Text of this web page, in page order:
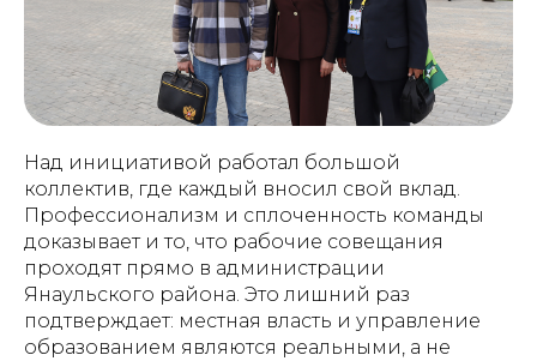
Над инициативой работал большой
коллектив, где каждый вносил свой вклад.
Профессионализм и сплоченность команды
доказывает и то, что рабочие совещания
проходят прямо в администрации
Янаульского района. Это лишний раз
подтверждает: местная власть и управление
образованием являются реальными, а не